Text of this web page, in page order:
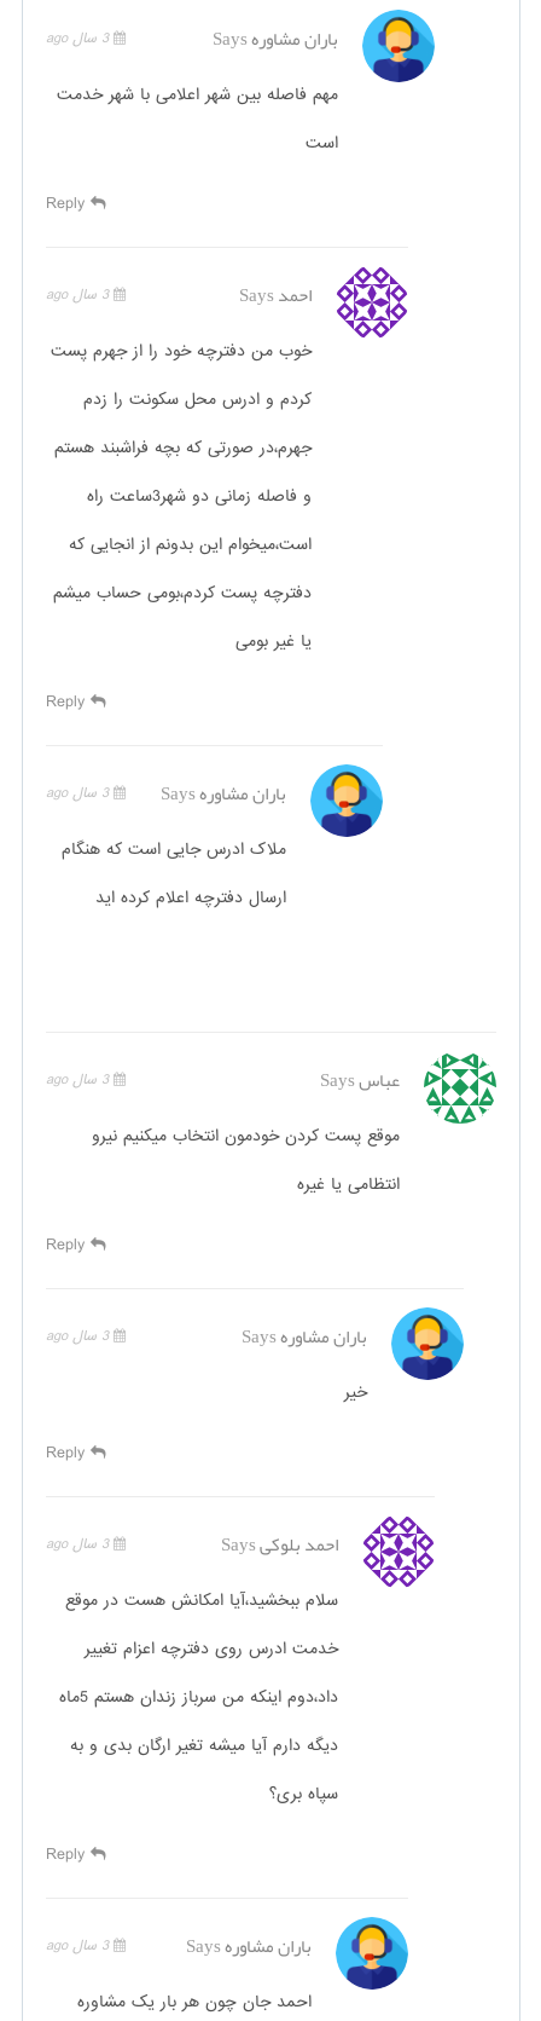
باران مشاورهSays 3 سال ago
مهم فاصله بین شهر اعلامی با شهر خدمت
است
Reply
احمدSays 3 سال ago
خوب من دفترچه خود را از جهرم پست
کردم و ادرس محل سکونت را زدم
جهرم،در صورتی که بچه فراشبند هستم
و فاصله زمانی دو شهر3ساعت راه
است،میخوام این بدونم از انجایی که
دفترچه پست کردم،بومی حساب میشم
یا غیر بومی
Reply
باران مشاورهSays 3 سال ago
ملاک ادرس جایی است که هنگام
ارسال دفترچه اعلام کرده اید
عباسSays 3 سال ago
موقع پست کردن خودمون انتخاب میکنیم نیرو
انتظامی یا غیره
Reply
باران مشاورهSays 3 سال ago
خیر
Reply
احمد بلوکیSays 3 سال ago
سلام ببخشید،آیا امکانش هست در موقع
خدمت ادرس روی دفترچه اعزام تغییر
داد،دوم اینکه من سرباز زندان هستم 5ماه
دیگه دارم آیا میشه تغیر ارگان بدی و به
سپاه بری؟
Reply
باران مشاورهSays 3 سال ago
احمد جان چون هر بار یک مشاوره